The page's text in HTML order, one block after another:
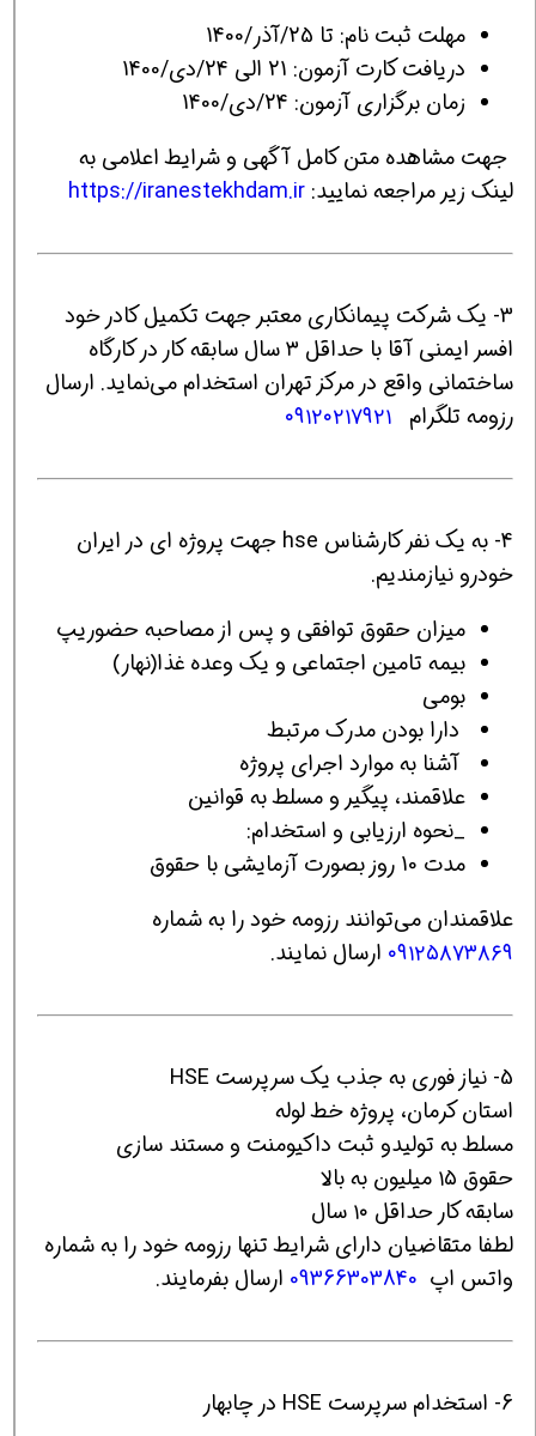
مهلت ثبت نام: تا 25/آذر/1400
دریافت کارت آزمون: 21 الی 24/دی/1400
زمان برگزاری آزمون: 24/دی/1400
جهت مشاهده متن کامل آگهی و شرایط اعلامی به
لینک زیر مراجعه نمایید: https://iranestekhdam.ir
3- یک شرکت پیمانکاری معتبر جهت تکمیل کادر خود
افسر ایمنی آقا با حداقل ۳ سال سابقه کار در کارگاه
ساختمانی واقع در مرکز تهران استخدام می‌نماید. ارسال
رزومه تلگرام ۰۹۱۲۰۲۱۷۹۲۱
4- به یک نفر کارشناس hse جهت پروژه ای در ایران
خودرو نیازمندیم.
میزان حقوق توافقی و پس از مصاحبه حضوریپ
بیمه تامین اجتماعی و یک وعده غذا(نهار)
بومی
دارا بودن مدرک مرتبط
آشنا به موارد اجرای پروژه
علاقمند، پیگیر و مسلط به قوانین
_نحوه ارزیابی و استخدام:
مدت 10 روز بصورت آزمایشی با حقوق
علاقمندان می‌توانند رزومه خود را به شماره
۰۹۱۲۵۸۷۳۸۶۹ ارسال نمایند.
5- نياز فوری به جذب يك سرپرست HSE
استان کرمان، پروژه خط لوله
مسلط به تولیدو ثبت داکیومنت و مستند سازی
حقوق ۱۵ میلیون به بالا
سابقه کار حداقل ۱۰ سال
لطفا متقاضيان داراي شرايط تنها رزومه خود را به شماره
واتس اپ 09366303840 ارسال بفرمایند.
6- استخدام سرپرست HSE در چابهار